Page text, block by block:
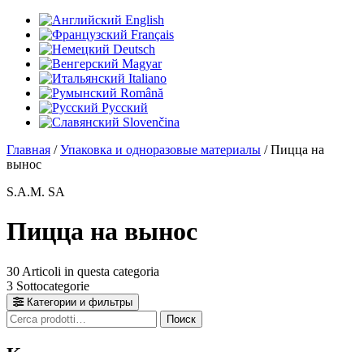
English
Français
Deutsch
Magyar
Italiano
Română
Русский
Slovenčina
Главная /Упаковка и одноразовые материалы / Пицца на
вынос
S.A.M. SA
Пицца на вынос
30 Articoli in questa categoria
3 Sottocategorie
Категории и фильтры
Cerca
prodotti
Поиск